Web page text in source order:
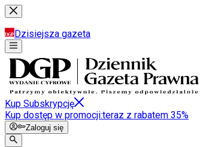
Dzisiejsza gazeta
Kup Subskrypcję
Kup dostęp w promocji:teraz z rabatem 35%
Zaloguj się